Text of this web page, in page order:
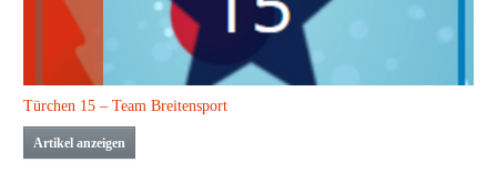
Türchen 15 – Team Breitensport
Artikel anzeigen